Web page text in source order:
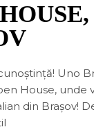
Uno
House, unde
din Brașov!